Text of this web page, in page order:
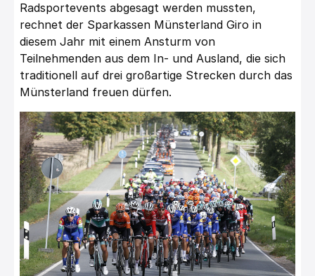
Radsportevents abgesagt werden mussten,
rechnet der Sparkassen Münsterland Giro in
diesem Jahr mit einem Ansturm von
Teilnehmenden aus dem In- und Ausland, die sich
traditionell auf drei großartige Strecken durch das
Münsterland freuen dürfen.